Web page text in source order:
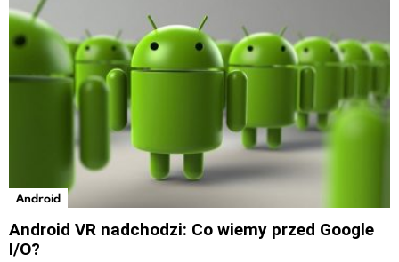
Android
Android VR nadchodzi: Co wiemy przed Google
I/O?